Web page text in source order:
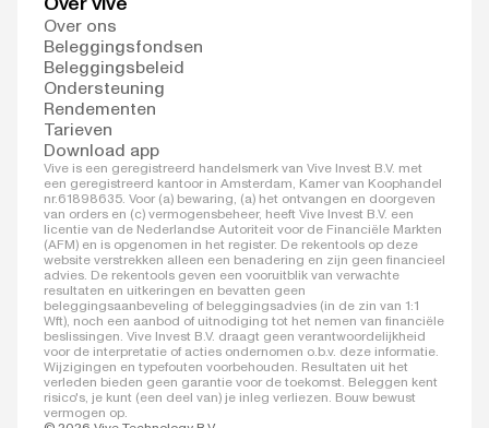
Over ons
Beleggingsfondsen
Beleggingsbeleid
Ondersteuning
Rendementen
Tarieven
Download app
Vive is een geregistreerd handelsmerk van Vive Invest B.V. met
een geregistreerd kantoor in Amsterdam, Kamer van Koophandel
nr.61898635. Voor (a) bewaring, (a) het ontvangen en doorgeven
van orders en (c) vermogensbeheer, heeft Vive Invest B.V. een
licentie van de Nederlandse Autoriteit voor de Financiële Markten
(AFM) en is opgenomen in het register. De rekentools op deze
website verstrekken alleen een benadering en zijn geen financieel
advies. De rekentools geven een vooruitblik van verwachte
resultaten en uitkeringen en bevatten geen
beleggingsaanbeveling of beleggingsadvies (in de zin van 1:1
Wft), noch een aanbod of uitnodiging tot het nemen van financiële
beslissingen. Vive Invest B.V. draagt geen verantwoordelijkheid
voor de interpretatie of acties ondernomen o.b.v. deze informatie.
Wijzigingen en typefouten voorbehouden. Resultaten uit het
verleden bieden geen garantie voor de toekomst. Beleggen kent
risico's, je kunt (een deel van) je inleg verliezen. Bouw bewust
vermogen op.